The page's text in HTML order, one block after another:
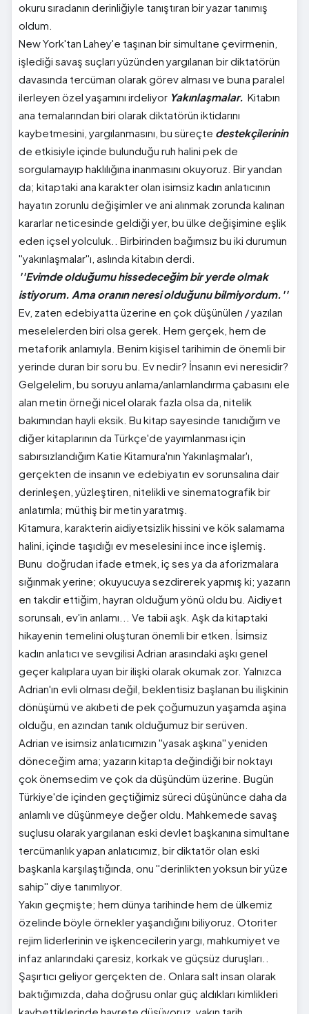
okuru sıradanın derinliğiyle tanıştıran bir yazar tanımış
oldum.
New York'tan Lahey'e taşınan bir simultane çevirmenin,
işlediği savaş suçları yüzünden yargılanan bir diktatörün
davasında tercüman olarak görev alması ve buna paralel
ilerleyen özel yaşamını irdeliyor Yakınlaşmalar. Kitabın
ana temalarından biri olarak diktatörün iktidarını
kaybetmesini, yargılanmasını, bu süreçte destekçilerinin
de etkisiyle içinde bulunduğu ruh halini pek de
sorgulamayıp haklılığına inanmasını okuyoruz. Bir yandan
da; kitaptaki ana karakter olan isimsiz kadın anlatıcının
hayatın zorunlu değişimler ve ani alınmak zorunda kalınan
kararlar neticesinde geldiği yer, bu ülke değişimine eşlik
eden içsel yolculuk.. Birbirinden bağımsız bu iki durumun
''yakınlaşmalar''ı, aslında kitabın derdi.
''Evimde olduğumu hissedeceğim bir yerde olmak
istiyorum. Ama oranın neresi olduğunu bilmiyordum.''
Ev, zaten edebiyatta üzerine en çok düşünülen / yazılan
meselelerden biri olsa gerek. Hem gerçek, hem de
metaforik anlamıyla. Benim kişisel tarihimin de önemli bir
yerinde duran bir soru bu. Ev nedir? İnsanın evi neresidir?
Gelgelelim, bu soruyu anlama/anlamlandırma çabasını ele
alan metin örneği nicel olarak fazla olsa da, nitelik
bakımından hayli eksik. Bu kitap sayesinde tanıdığım ve
diğer kitaplarının da Türkçe'de yayımlanması için
sabırsızlandığım Katie Kitamura'nın Yakınlaşmalar'ı,
gerçekten de insanın ve edebiyatın ev sorunsalına dair
derinleşen, yüzleştiren, nitelikli ve sinematografik bir
anlatımla; müthiş bir metin yaratmış.
Kitamura, karakterin aidiyetsizlik hissini ve kök salamama
halini, içinde taşıdığı ev meselesini ince ince işlemiş.
Bunu doğrudan ifade etmek, iç ses ya da aforizmalara
sığınmak yerine; okuyucuya sezdirerek yapmış ki; yazarın
en takdir ettiğim, hayran olduğum yönü oldu bu. Aidiyet
sorunsalı, ev'in anlamı... Ve tabii aşk. Aşk da kitaptaki
hikayenin temelini oluşturan önemli bir etken. İsimsiz
kadın anlatıcı ve sevgilisi Adrian arasındaki aşkı genel
geçer kalıplara uyan bir ilişki olarak okumak zor. Yalnızca
Adrian'ın evli olması değil, beklentisiz başlanan bu ilişkinin
dönüşümü ve akıbeti de pek çoğumuzun yaşamda aşina
olduğu, en azından tanık olduğumuz bir serüven.
Adrian ve isimsiz anlatıcımızın ''yasak aşkına'' yeniden
döneceğim ama; yazarın kitapta değindiği bir noktayı
çok önemsedim ve çok da düşündüm üzerine. Bugün
Türkiye'de içinden geçtiğimiz süreci düşününce daha da
anlamlı ve düşünmeye değer oldu. Mahkemede savaş
suçlusu olarak yargılanan eski devlet başkanına simultane
tercümanlık yapan anlatıcımız, bir diktatör olan eski
başkanla karşılaştığında, onu ''derinlikten yoksun bir yüze
sahip'' diye tanımlıyor.
Yakın geçmişte; hem dünya tarihinde hem de ülkemiz
özelinde böyle örnekler yaşandığını biliyoruz. Otoriter
rejim liderlerinin ve işkencecilerin yargı, mahkumiyet ve
infaz anlarındaki çaresiz, korkak ve güçsüz duruşları..
Şaşırtıcı geliyor gerçekten de. Onlara salt insan olarak
baktığımızda, daha doğrusu onlar güç aldıkları kimlikleri